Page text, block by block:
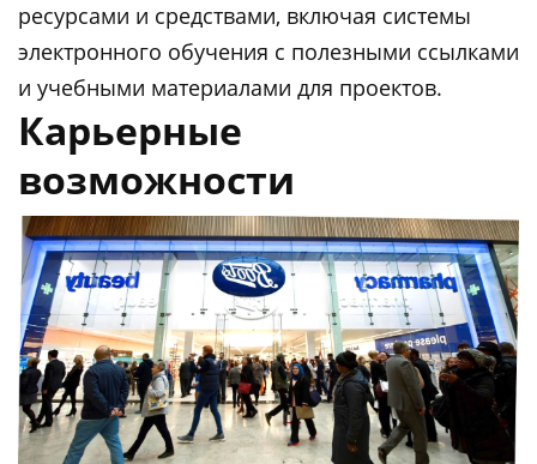
ресурсами и средствами, включая системы
электронного обучения с полезными ссылками
и учебными материалами для проектов.
Карьерные
возможности